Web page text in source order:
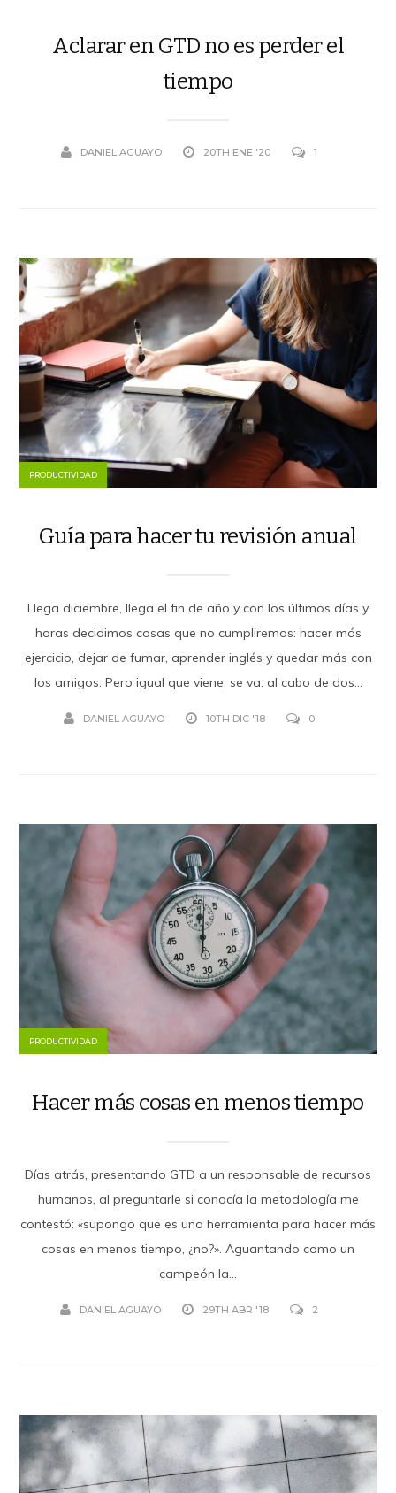
Aclarar en GTD no es perder el
tiempo
DANIEL AGUAYO 20TH ENE '20 1
PRODUCTIVIDAD
Guía para hacer tu revisión anual
Llega diciembre, llega el fin de año y con los últimos días y
horas decidimos cosas que no cumpliremos: hacer más
ejercicio, dejar de fumar, aprender inglés y quedar más con
los amigos. Pero igual que viene, se va: al cabo de dos...
DANIEL AGUAYO 10TH DIC '18 0
PRODUCTIVIDAD
Hacer más cosas en menos tiempo
Días atrás, presentando GTD a un responsable de recursos
humanos, al preguntarle si conocía la metodología me
contestó: «supongo que es una herramienta para hacer más
cosas en menos tiempo, ¿no?». Aguantando como un
campeón la...
DANIEL AGUAYO 29TH ABR '18 2